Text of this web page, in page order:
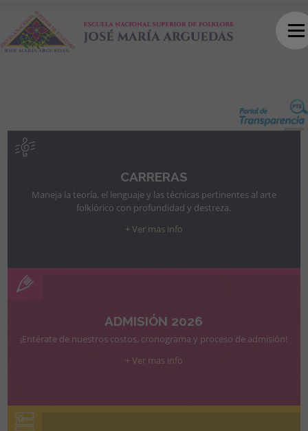
CARRERAS
Maneja la teoría, el lenguaje y las técnicas pertinentes al arte
folklórico con profundidad y destreza.
+ Ver mas info
ADMISIÓN 2026
¡Entérate de nuestros costos, cronograma y proceso de admisión!
+ Ver mas info